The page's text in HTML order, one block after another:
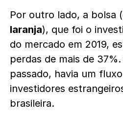
Por outro lado, a bolsa (
laranja), que foi o
do mercado em 2019,
perdas de mais de
passado, havia um
investidores
brasileira.